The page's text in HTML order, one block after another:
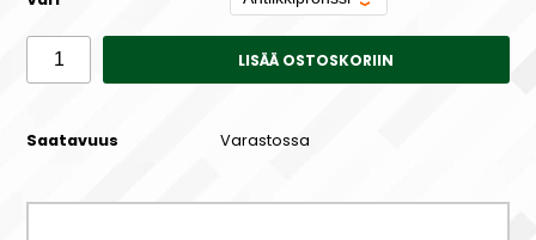
LISÄÄ OSTOSKORIIN
Saatavuus Varastossa